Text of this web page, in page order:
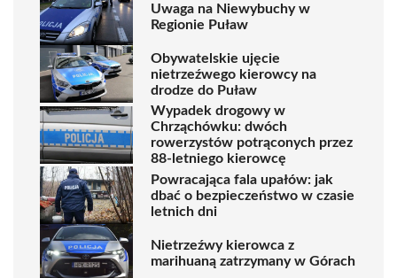
Uwaga na Niewybuchy w
Regionie Puław
Obywatelskie ujęcie
nietrzeźwego kierowcy na
drodze do Puław
Wypadek drogowy w
Chrząchówku: dwóch
rowerzystów potrąconych przez
88-letniego kierowcę
Powracająca fala upałów: jak
dbać o bezpieczeństwo w czasie
letnich dni
Nietrzeźwy kierowca z
marihuaną zatrzymany w Górach